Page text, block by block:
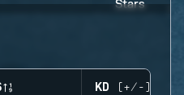
KD (+/-)